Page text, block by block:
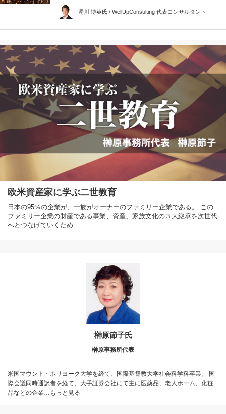
湧川 博英氏 / WellUpConsulting 代表コンサルタント
欧米資産家に学ぶ二世教育
日本の95％の企業が、一族がオーナーのファミリー企業である。 この
ファミリー企業の財産である事業、資産、家族文化の３大継承を次世代
へとつなげていくため…
榊原節子氏
榊原事務所代表
米国マウント・ホリヨーク大学を経て、国際基督教大学社会科学科卒業。 国
際会議同時通訳者を経て、大手証券会社にて主に医薬品、老人ホーム、化粧
品などの企業…もっと見る